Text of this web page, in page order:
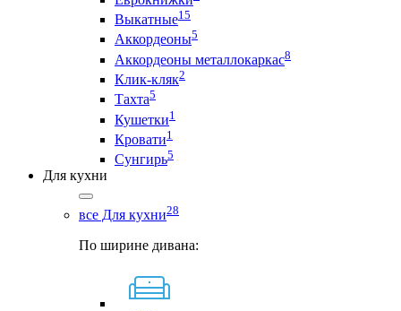
Выкатные15
Аккордеоны5
Аккордеоны металлокаркас8
Клик-кляк2
Тахта5
Кушетки1
Кровати1
Сунгирь5
Для кухни
все Для кухни28
По ширине дивана: